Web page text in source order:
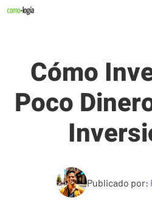
Saltar
Cómo
Poco
Publicado por: